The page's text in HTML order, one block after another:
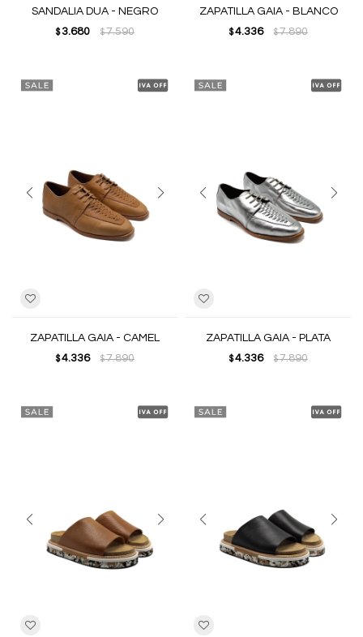
SANDALIA DUA - NEGRO
$ 3.680 $7.590
ZAPATILLA GAIA - BLANCO
$ 4.336 $7.890
ZAPATILLA GAIA - CAMEL
$ 4.336 $7.890
ZAPATILLA GAIA - PLATA
$ 4.336 $7.890